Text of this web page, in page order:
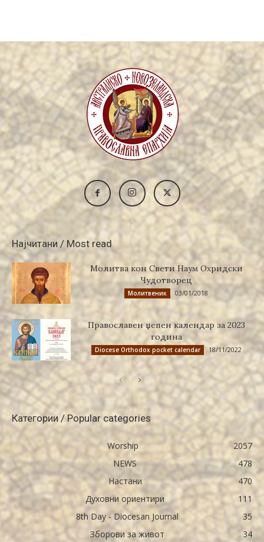
Најчитани / Most read
Молитва кон Свети Наум Охридски
Чудотворец
Молитвеник 03/01/2018
Православен џепен календар за 2023
година
Diocese Orthodox pocket calendar 18/11/2022
Категории / Popular categories
Worship
2057
NEWS
478
Настани
470
Духовни ориентири
111
8th Day - Diocesan Journal
35
Зборови за живот
34